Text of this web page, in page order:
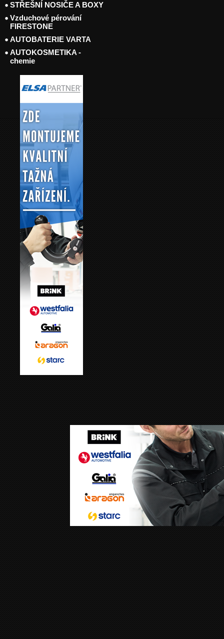
STŘEŠNÍ NOSIČE A BOXY
Vzduchové pérování
FIRESTONE
AUTOBATERIE VARTA
AUTOKOSMETIKA -
chemie